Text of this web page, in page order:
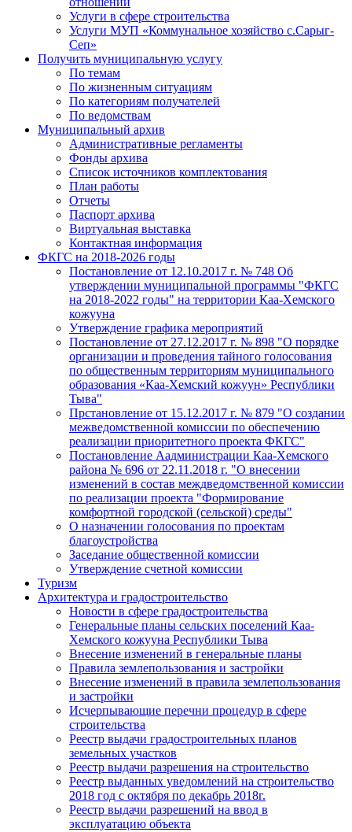
Услуги в сфере строительства
Услуги МУП «Коммунальное хозяйство с.Сарыг-
Сеп»
Получить муниципальную услугу
По темам
По жизненным ситуациям
По категориям получателей
По ведомствам
Муниципальный архив
Административные регламенты
Фонды архива
Список источников комплектования
План работы
Отчеты
Паспорт архива
Виртуальная выставка
Контактная информация
ФКГС на 2018-2026 годы
Постановление от 12.10.2017 г. № 748 Об
утверждении муниципальной программы "ФКГС
на 2018-2022 годы" на территории Каа-Хемского
кожууна
Утверждение графика мероприятий
Постановление от 27.12.2017 г. № 898 "О порядке
организации и проведения тайного голосования
по общественным территориям муниципального
образования «Каа-Хемский кожуун» Республики
Тыва"
Прстановление от 15.12.2017 г. № 879 "О создании
межведомственной комиссии по обеспечению
реализации приоритетного проекта ФКГС"
Постановление Аадминистрации Каа-Хемского
района № 696 от 22.11.2018 г. "О внесении
изменений в состав междведомственной комиссии
по реализации проекта "Формирование
комфортной городской (сельской) среды"
О назначении голосования по проектам
благоустройства
Заседание общественной комиссии
Утверждение счетной комиссии
Туризм
Архитектура и градостроительство
Новости в сфере градостроительства
Генеральные планы сельских поселений Каа-
Хемского кожууна Республики Тыва
Внесение изменений в генеральные планы
Правила землепользования и застройки
Внесение изменений в правила землепользования
и застройки
Исчерпывающие перечни процедур в сфере
строительства
Реестр выдачи градостроительных планов
земельных участков
Реестр выдачи разрешения на строительство
Реестр выданных уведомлений на строительство
2018 год с октября по декабрь 2018г.
Реестр выдачи разрешений на ввод в
эксплуатацию объекта